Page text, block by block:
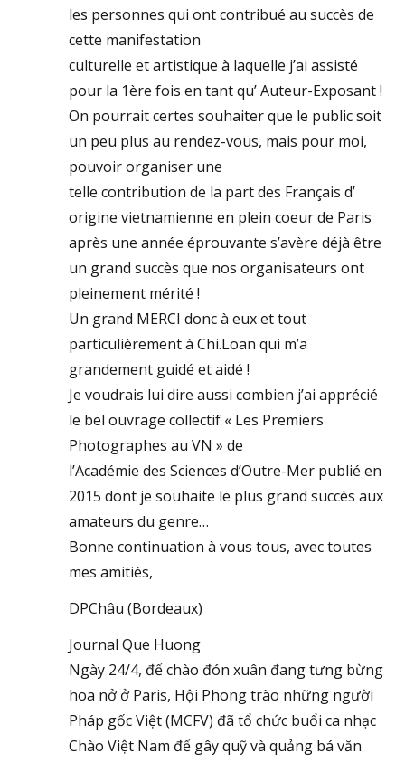
les personnes qui ont contribué au succès de
cette manifestation
culturelle et artistique à laquelle j’ai assisté
pour la 1ère fois en tant qu’ Auteur-Exposant !
On pourrait certes souhaiter que le public soit
un peu plus au rendez-vous, mais pour moi,
pouvoir organiser une
telle contribution de la part des Français d’
origine vietnamienne en plein coeur de Paris
après une année éprouvante s’avère déjà être
un grand succès que nos organisateurs ont
pleinement mérité !
Un grand MERCI donc à eux et tout
particulièrement à Chi.Loan qui m’a
grandement guidé et aidé !
Je voudrais lui dire aussi combien j’ai apprécié
le bel ouvrage collectif « Les Premiers
Photographes au VN » de
l’Académie des Sciences d’Outre-Mer publié en
2015 dont je souhaite le plus grand succès aux
amateurs du genre…
Bonne continuation à vous tous, avec toutes
mes amitiés,
DPChâu (Bordeaux)
Journal Que Huong
Ngày 24/4, để chào đón xuân đang tưng bừng
hoa nở ở Paris, Hội Phong trào những người
Pháp gốc Việt (MCFV) đã tổ chức buổi ca nhạc
Chào Việt Nam để gây quỹ và quảng bá văn